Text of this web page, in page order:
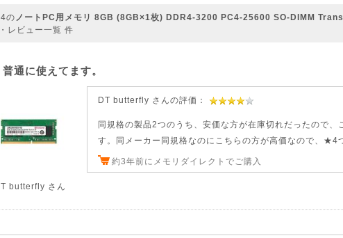
4の ノートPC用メモリ 8GB (8GB×1枚) DDR4-3200 PC4-25600 SO-DIMM
レビュー一覧 件
普通に使えてます。
butterfly さん
DT butterfly さんの評価：
同規格の製品2つのうち、安価な方が在庫切れだったので、
す。同メーカー同規格なのにこちらの方が高価なので、★4
約3年前にメモリダイレクトでご購入